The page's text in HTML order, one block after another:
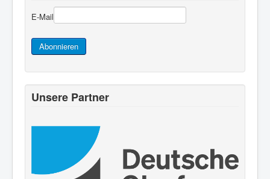
E-Mail
Abonnieren
Unsere Partner